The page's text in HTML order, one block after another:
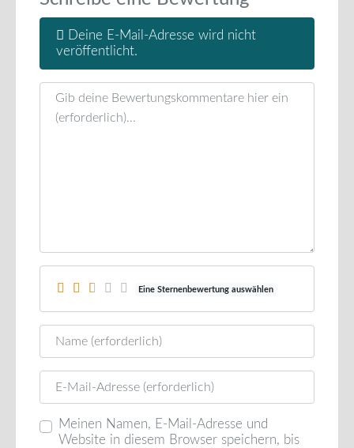
Deine E-Mail-Adresse wird nicht
veröffentlicht.
Rezensionstext
Eine Sternenbewertung auswählen
Name
E-Mail
Meinen Namen, E-Mail-Adresse und
Website in diesem Browser speichern, bis